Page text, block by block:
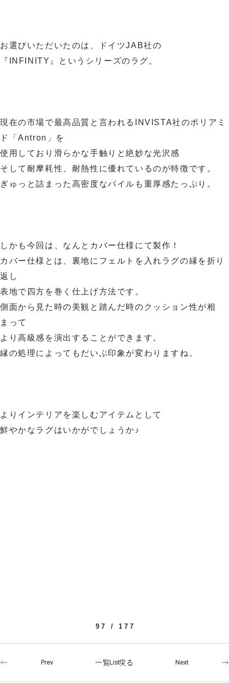
お選びいただいたのは、ドイツJAB社の
『INFINITY』というシリーズのラグ。
現在の市場で最高品質と言われるINVISTA社のポリアミ
ド「Antron」を
使用しており滑らかな手触りと絶妙な光沢感
そして耐摩耗性、耐熱性に優れているのが特徴です。
ぎゅっと詰まった高密度なパイルも重厚感たっぷり。
しかも今回は、なんとカバー仕様にて製作！
カバー仕様とは、裏地にフェルトを入れラグの縁を折り
返し
表地で四方を巻く仕上げ方法です。
側面から見た時の美観と踏んだ時のクッション性が相
まって
より高級感を演出することができます。
縁の処理によってもだいぶ印象が変わりますね。
よりインテリアを楽しむアイテムとして
鮮やかなラグはいかがでしょうか♪
97 / 177
Prev 一覧へ戻る Next